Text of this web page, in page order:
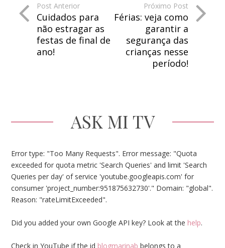
Post Anterior
Cuidados para
não estragar as
festas de final de
ano!
Próximo Post
Férias: veja como
garantir a
segurança das
crianças nesse
período!
ASK MI TV
Error type: "Too Many Requests". Error message: "Quota
exceeded for quota metric 'Search Queries' and limit 'Search
Queries per day' of service 'youtube.googleapis.com' for
consumer 'project_number:951875632730'." Domain: "global".
Reason: "rateLimitExceeded".
Did you added your own Google API key? Look at the help.
Check in YouTube if the id blogmarinab belongs to a